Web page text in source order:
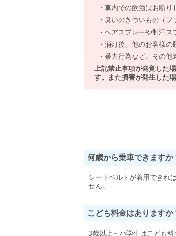
車内での飲酒はお断り
臭いのきついもの（フ
ヘアスプレーや制汗ス
消灯後、他のお客様の
暴力行為など、その他
上記禁止事項が発覚した
す。また損害が発生した
何歳から乗車できますか
シートベルトが着用できれ
せん。
こども料金はありますか
3歳以上～小学生はこども料